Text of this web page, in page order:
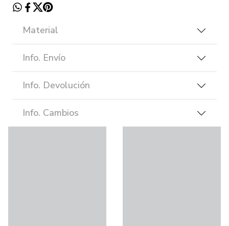
Material
Info. Envío
Info. Devolución
Info. Cambios